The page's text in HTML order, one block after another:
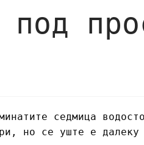
седмица
но се уште е далеку